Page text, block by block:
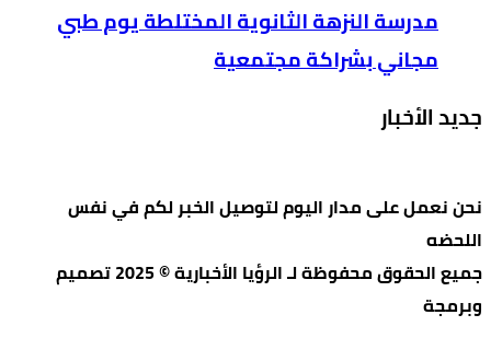
مدرسة النزهة الثانوية المختلطة يوم طبي
مجاني بشراكة مجتمعية
جديد الأخبار
نحن نعمل على مدار اليوم لتوصيل الخبر لكم في نفس
اللحضه
جميع الحقوق محفوظة لـ الرؤيا الأخبارية © 2025 تصميم
وبرمجة